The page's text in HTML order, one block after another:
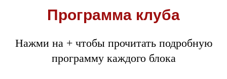
Программа клуба
Нажми на + чтобы прочитать подробную
программу каждого блока